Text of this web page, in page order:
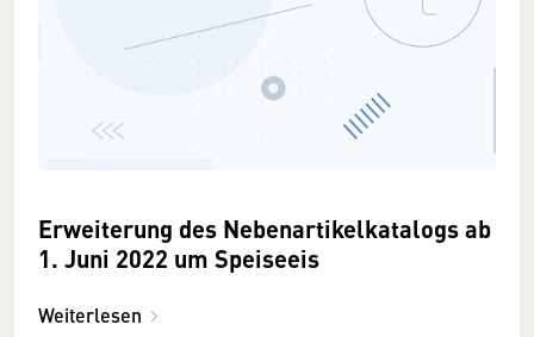
Erweiterung des Nebenartikelkatalogs ab
1. Juni 2022 um Speiseeis
Weiterlesen